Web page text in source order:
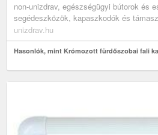
non-unizdrav, egészségügyi bútorok és
segédeszközök, kapaszkodók és
unizdrav.hu
Hasonlók, mint Krómozott fürdőszobai fali